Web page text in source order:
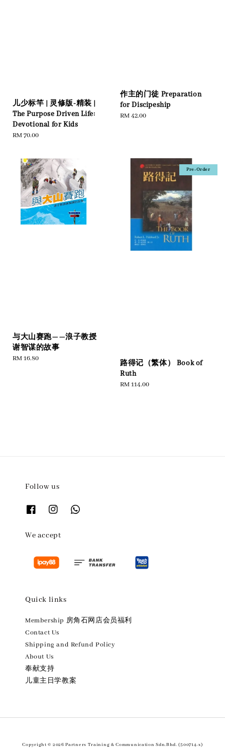
儿少标竿 | 灵修版-精装 |
The Purpose Driven Life:
Devotional for Kids
Regular
RM 70.00
作主的门徒 Preparation
for Discipeship
Regular
RM 42.00
与大山赛跑——浪子教授
谢智谋的故事
Regular
RM 16.80
Pre-Order
路得记（繁体） Book of
Ruth
Regular
RM 114.00
Follow us
We accept
Quick links
Membership 房角石网店会员福利
Contact Us
Shipping and Refund Policy
About Us
奉献支持
儿童主日学教案
Copyright © 2026 Partners Training & Communication Sdn.Bhd. (500714-x)